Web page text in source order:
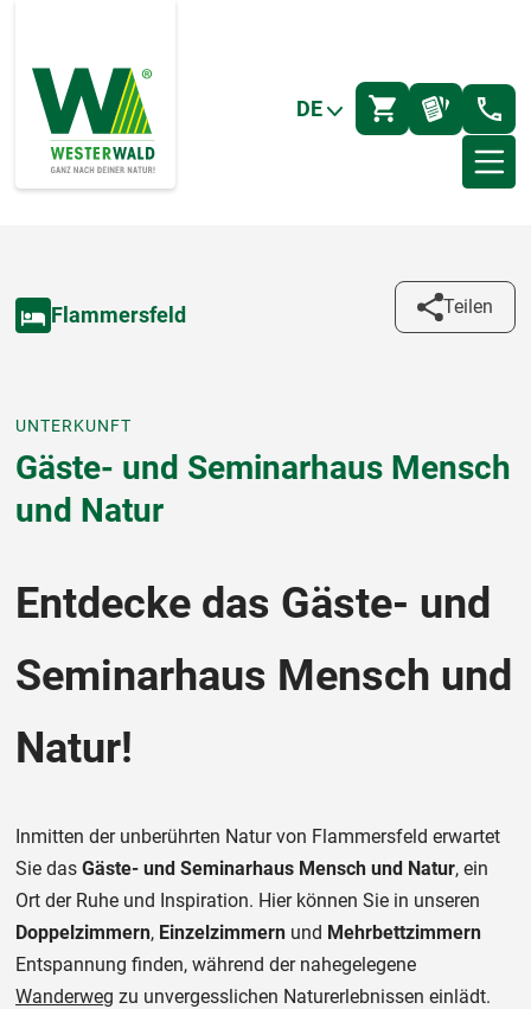
DE
Flammersfeld Teilen
UNTERKUNFT
Gäste- und Seminarhaus Mensch
und Natur
Entdecke das Gäste- und
Seminarhaus Mensch und
Natur!
Inmitten der unberührten Natur von Flammersfeld erwartet
Sie das Gäste- und Seminarhaus Mensch und Natur, ein
Ort der Ruhe und Inspiration. Hier können Sie in unseren
Doppelzimmern, Einzelzimmern und Mehrbettzimmern
Entspannung finden, während der nahegelegene
Wanderweg zu unvergesslichen Naturerlebnissen einlädt.